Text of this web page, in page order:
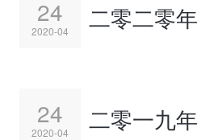
24
2020-04 二零二零
24
2020-04 二零一九